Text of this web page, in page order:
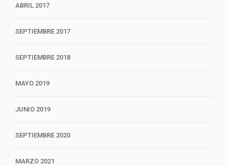
ABRIL 2017
SEPTIEMBRE 2017
SEPTIEMBRE 2018
MAYO 2019
JUNIO 2019
SEPTIEMBRE 2020
MARZO 2021